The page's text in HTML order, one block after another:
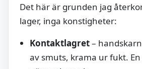
Det här är grunden jag
lager, inga konstigheter:
Kontaktlagret–
av smuts, krama ur fukt.